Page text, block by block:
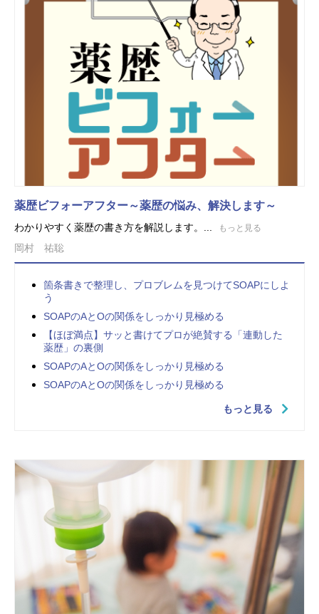
薬歴ビフォーアフター～薬歴の悩み、解決します～
わかりやすく薬歴の書き方を解説します。... もっと見る
岡村 祐聡
箇条書きで整理し、プロブレムを見つけてSOAPにしよ
う
SOAPのAとOの関係をしっかり見極める
【ほぼ満点】サッと書けてプロが絶賛する「連動した
薬歴」の裏側
SOAPのAとOの関係をしっかり見極める
SOAPのAとOの関係をしっかり見極める
もっと見る